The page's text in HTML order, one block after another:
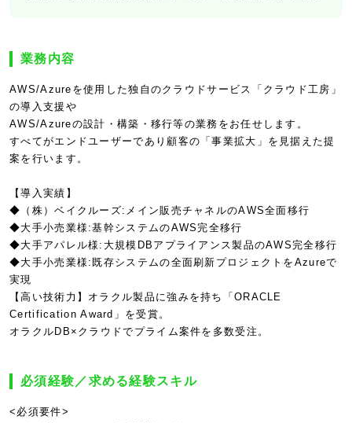
業務内容
AWS/Azureを使用した独自のクラウドサービス「クラウド工房」
の導入支援や
AWS/Azureの設計・構築・移行等の業務をお任せします。
すべてがエンドユーザーであり顧客の「事業拡大」を見据えた提
案を行います。
【導入実績】
◆（株）ベイクルーズ:メイン販売チャネルのAWS全面移行
◆大手小売業様:基幹システムのAWS完全移行
◆大手アパレル様:大規模DBアプライアンス製品のAWS完全移行
◆大手小売業様:既存システムの全面刷新プロジェクトをAzureで
実現
【高い技術力】オラクル製品に強みを持ち「ORACLE
Certification Award」を受賞。
オラクルDB×クラウドでプライム案件を多数受注。
必須経験／求める経験スキル
<必須要件>